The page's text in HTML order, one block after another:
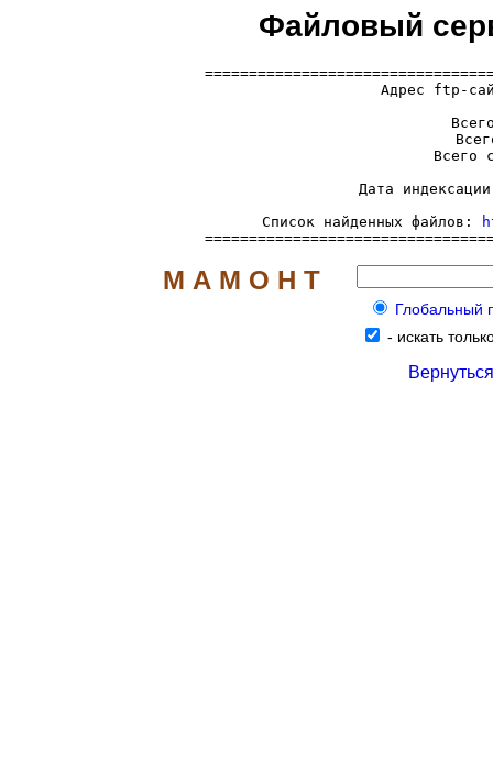
Файловый
Адрес ftp-
Всего
Дата
     Список найденных файлов:
М А М О Н Т
Глобальный
- искать